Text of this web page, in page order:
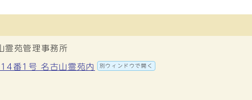
苑管理事務所
番1号 名古山霊苑内 別ウィンドウで開く